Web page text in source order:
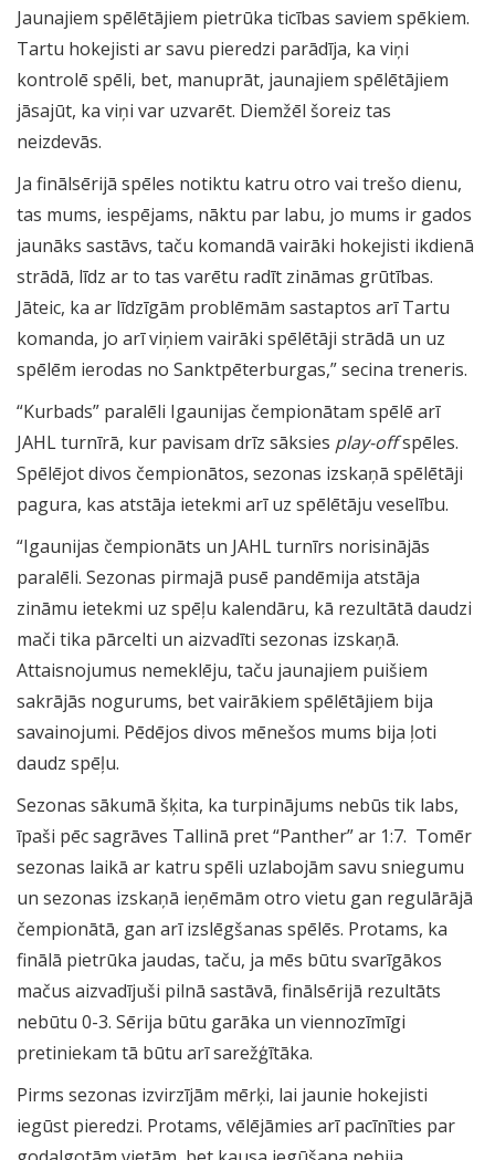
Jaunajiem spēlētājiem pietrūka ticības saviem spēkiem.
Tartu hokejisti ar savu pieredzi parādīja, ka viņi
kontrolē spēli, bet, manuprāt, jaunajiem spēlētājiem
jāsajūt, ka viņi var uzvarēt. Diemžēl šoreiz tas
neizdevās.
Ja finālsērijā spēles notiktu katru otro vai trešo dienu,
tas mums, iespējams, nāktu par labu, jo mums ir gados
jaunāks sastāvs, taču komandā vairāki hokejisti ikdienā
strādā, līdz ar to tas varētu radīt zināmas grūtības.
Jāteic, ka ar līdzīgām problēmām sastaptos arī Tartu
komanda, jo arī viņiem vairāki spēlētāji strādā un uz
spēlēm ierodas no Sanktpēterburgas,” secina treneris.
“Kurbads” paralēli Igaunijas čempionātam spēlē arī
JAHL turnīrā, kur pavisam drīz sāksies play-offspēles.
Spēlējot divos čempionātos, sezonas izskaņā spēlētāji
pagura, kas atstāja ietekmi arī uz spēlētāju veselību.
“Igaunijas čempionāts un JAHL turnīrs norisinājās
paralēli. Sezonas pirmajā pusē pandēmija atstāja
zināmu ietekmi uz spēļu kalendāru, kā rezultātā daudzi
mači tika pārcelti un aizvadīti sezonas izskaņā.
Attaisnojumus nemeklēju, taču jaunajiem puišiem
sakrājās nogurums, bet vairākiem spēlētājiem bija
savainojumi. Pēdējos divos mēnešos mums bija ļoti
daudz spēļu.
Sezonas sākumā šķita, ka turpinājums nebūs tik labs,
īpaši pēc sagrāves Tallinā pret “Panther” ar 1:7. Tomēr
sezonas laikā ar katru spēli uzlabojām savu sniegumu
un sezonas izskaņā ieņēmām otro vietu gan regulārājā
čempionātā, gan arī izslēgšanas spēlēs. Protams, ka
finālā pietrūka jaudas, taču, ja mēs būtu svarīgākos
mačus aizvadījuši pilnā sastāvā, finālsērijā rezultāts
nebūtu 0-3. Sērija būtu garāka un viennozīmīgi
pretiniekam tā būtu arī sarežģītāka.
Pirms sezonas izvirzījām mērķi, lai jaunie hokejisti
iegūst pieredzi. Protams, vēlējāmies arī pacīnīties par